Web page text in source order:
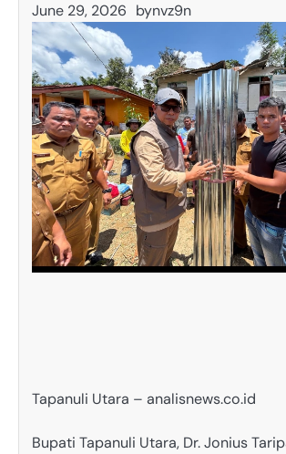
June 29, 2026 bynvz9n
Tapanuli Utara – analisnews.co.id
‎Bupati Tapanuli Utara, Dr. Jonius